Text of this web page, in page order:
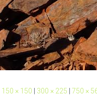
150 × 150 300 × 225 750 ×